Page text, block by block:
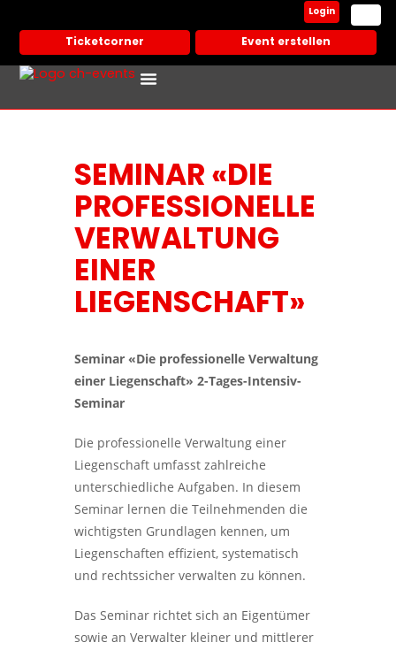
Ticketcorner Event erstellen
Login
SEMINAR «DIE
PROFESSIONELLE
VERWALTUNG
EINER
LIEGENSCHAFT»
Seminar «Die professionelle Verwaltung
einer Liegenschaft» 2-Tages-Intensiv-
Seminar
Die professionelle Verwaltung einer
Liegenschaft umfasst zahlreiche
unterschiedliche Aufgaben. In diesem
Seminar lernen die Teilnehmenden die
wichtigsten Grundlagen kennen, um
Liegenschaften effizient, systematisch
und rechtssicher verwalten zu können.
Das Seminar richtet sich an Eigentümer
sowie an Verwalter kleiner und mittlerer